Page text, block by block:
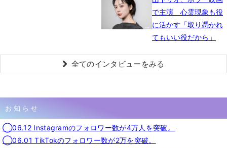
で主演 心霊現象も役
に活かす「取り憑かれ
てもいい役だから」
全てのインタビューをみる
お知らせ
◯06.12 Instagramのフォロワー数が4万人を突破。
◯06.01 TikTokのフォロワー数が2万を突破。